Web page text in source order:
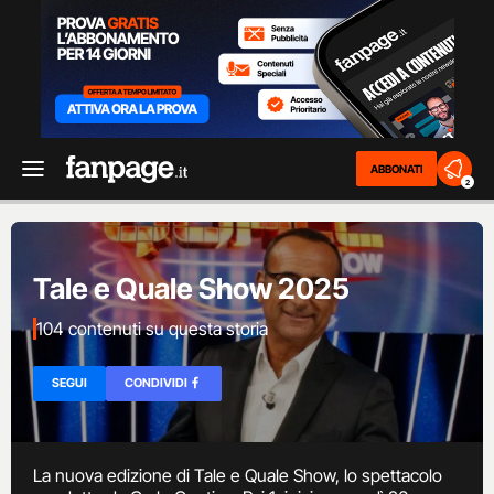
ABBONATI
2
Tale e Quale Show 2025
104 contenuti su questa storia
SEGUI CONDIVIDI
La nuova edizione di Tale e Quale Show, lo spettacolo